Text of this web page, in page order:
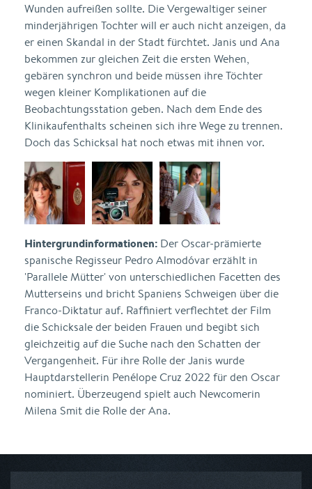
Wunden aufreißen sollte. Die Vergewaltiger seiner
minderjährigen Tochter will er auch nicht anzeigen, da
er einen Skandal in der Stadt fürchtet. Janis und Ana
bekommen zur gleichen Zeit die ersten Wehen,
gebären synchron und beide müssen ihre Töchter
wegen kleiner Komplikationen auf die
Beobachtungsstation geben. Nach dem Ende des
Klinikaufenthalts scheinen sich ihre Wege zu trennen.
Doch das Schicksal hat noch etwas mit ihnen vor.
Hintergrundinformationen: Der Oscar-prämierte
spanische Regisseur Pedro Almodóvar erzählt in
'Parallele Mütter' von unterschiedlichen Facetten des
Mutterseins und bricht Spaniens Schweigen über die
Franco-Diktatur auf. Raffiniert verflechtet der Film
die Schicksale der beiden Frauen und begibt sich
gleichzeitig auf die Suche nach den Schatten der
Vergangenheit. Für ihre Rolle der Janis wurde
Hauptdarstellerin Penélope Cruz 2022 für den Oscar
nominiert. Überzeugend spielt auch Newcomerin
Milena Smit die Rolle der Ana.